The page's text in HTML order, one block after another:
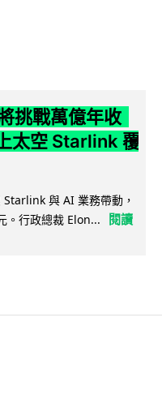
挑戰萬億年收
太空 Starlink 覆
與 AI 業務帶動，
。行政總裁 Elon...
閱讀